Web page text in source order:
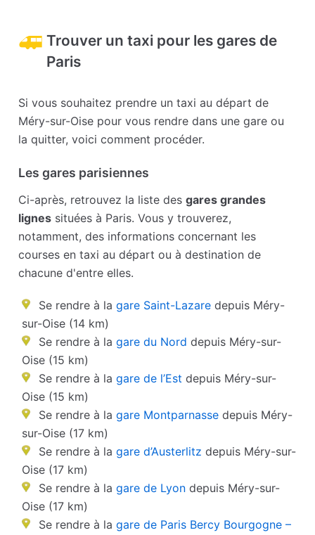
Trouver un taxi pour les gares de
Paris
Si vous souhaitez prendre un taxi au départ de
Méry-sur-Oise pour vous rendre dans une gare ou
la quitter, voici comment procéder.
Les gares parisiennes
Ci-après, retrouvez la liste desgares grandes
lignes situées à Paris. Vous y trouverez,
notamment, des informations concernant les
courses en taxi au départ ou à destination de
chacune d'entre elles.
Se rendre à la gare Saint-Lazare depuis Méry-
sur-Oise (14 km)
Se rendre à la gare du Nord depuis Méry-sur-
Oise (15 km)
Se rendre à la gare de l’Est depuis Méry-sur-
Oise (15 km)
Se rendre à la gare Montparnasse depuis Méry-
sur-Oise (17 km)
Se rendre à la gare d’Austerlitz depuis Méry-sur-
Oise (17 km)
Se rendre à la gare de Lyon depuis Méry-sur-
Oise (17 km)
Se rendre à la gare de Paris Bercy Bourgogne –